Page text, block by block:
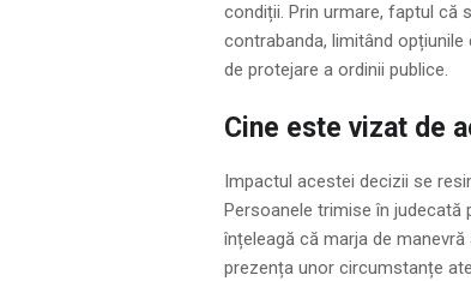
condiții. Prin urmare, faptul că
contrabanda, limitând
de protejare a ordinii publice.
Cine este vizat de
Impactul acestei decizii se
Persoanele trimise în judecată
înțeleagă că marja de
prezența unor circumstanțe